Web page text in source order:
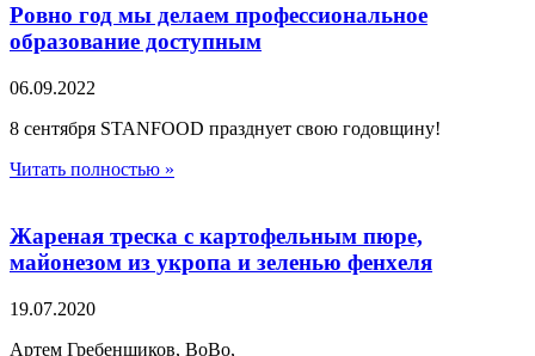
Ровно год мы делаем профессиональное
образование доступным
06.09.2022
8 cентября STANFOOD празднует свою годовщину!
Читать полностью »
Жареная треска с картофельным пюре,
майонезом из укропа и зеленью фенхеля
19.07.2020
Артем Гребенщиков, BoBo,